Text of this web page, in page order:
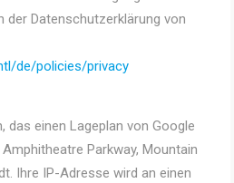
der Datenschutzerklärung von
de/policies/privacy
das einen Lageplan von Google
Parkway, Mountain
Ihre IP-Adresse wird an einen